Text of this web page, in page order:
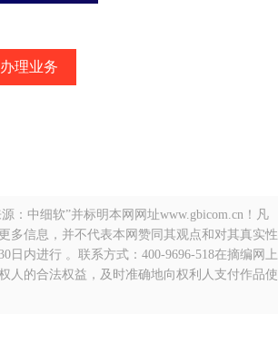
理业务
：中细软”并标明本网网址www.gbicom.cn！凡
多信息，并不代表本网赞同其观点和对其真实性
内进行 。联系方式：400-9696-518在摘编网上
人的合法权益，及时准确地向权利人支付作品使